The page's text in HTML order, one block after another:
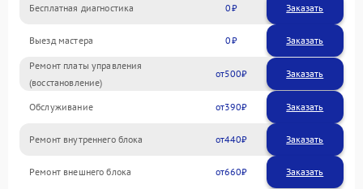
Бесплатная диагностика 0 Заказать
Выезд мастера 0 Заказать
Ремонт платы управления
(восстановление)
500
Обслуживание 390
Ремонт внутреннего блока 440
Ремонт внешнего блока 660